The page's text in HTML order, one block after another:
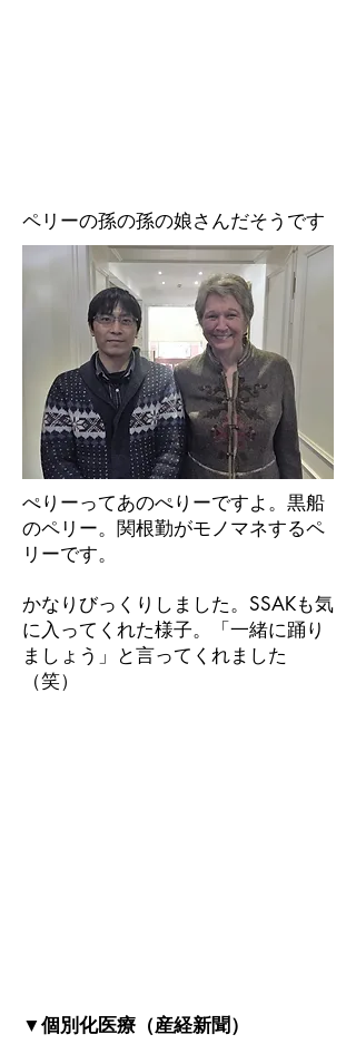
ペリーの孫の孫の娘さんだそうです
ぺりーってあのぺりーですよ。黒船
のペリー。関根勤がモノマネするペ
リーです。
かなりびっくりしました。SSAKも気
に入ってくれた様子。「一緒に踊り
ましょう」と言ってくれました
（笑）
▼個別化医療（産経新聞）